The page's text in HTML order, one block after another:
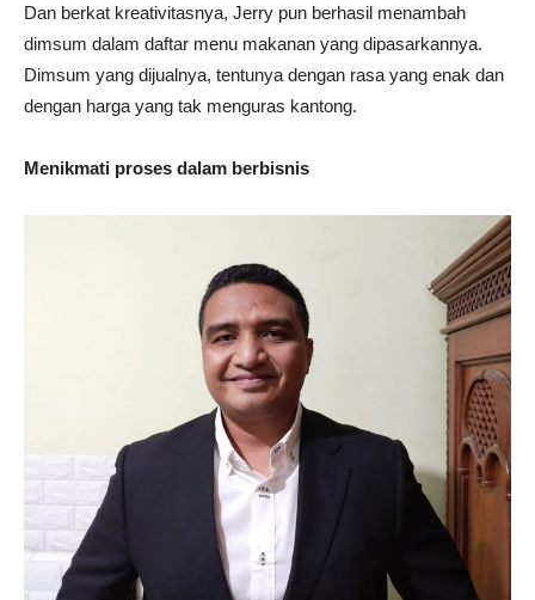
Dan berkat kreativitasnya, Jerry pun berhasil menambah
dimsum dalam daftar menu makanan yang dipasarkannya.
Dimsum yang dijualnya, tentunya dengan rasa yang enak dan
dengan harga yang tak menguras kantong.
Menikmati proses dalam berbisnis